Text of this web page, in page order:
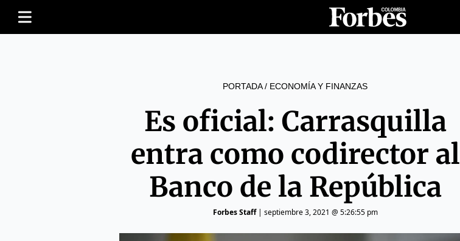
PORTADA/ ECONOMÍA Y FINANZAS
Es oficial: Carrasquilla
entra como codirector al
Banco de la República
Forbes Staff| septiembre 3, 2021 @ 5:26:55 pm